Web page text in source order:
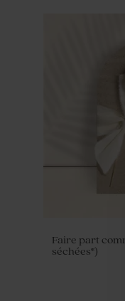
Faire part
séchées*)